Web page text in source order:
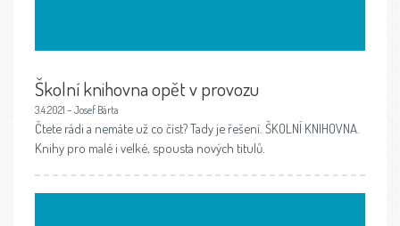
Školní knihovna opět v provozu
3.4.2021 – Josef Bárta
Čtete rádi a nemáte už co číst? Tady je řešení. ŠKOLNÍ KNIHOVNA.
Knihy pro malé i velké, spousta nových titulů.